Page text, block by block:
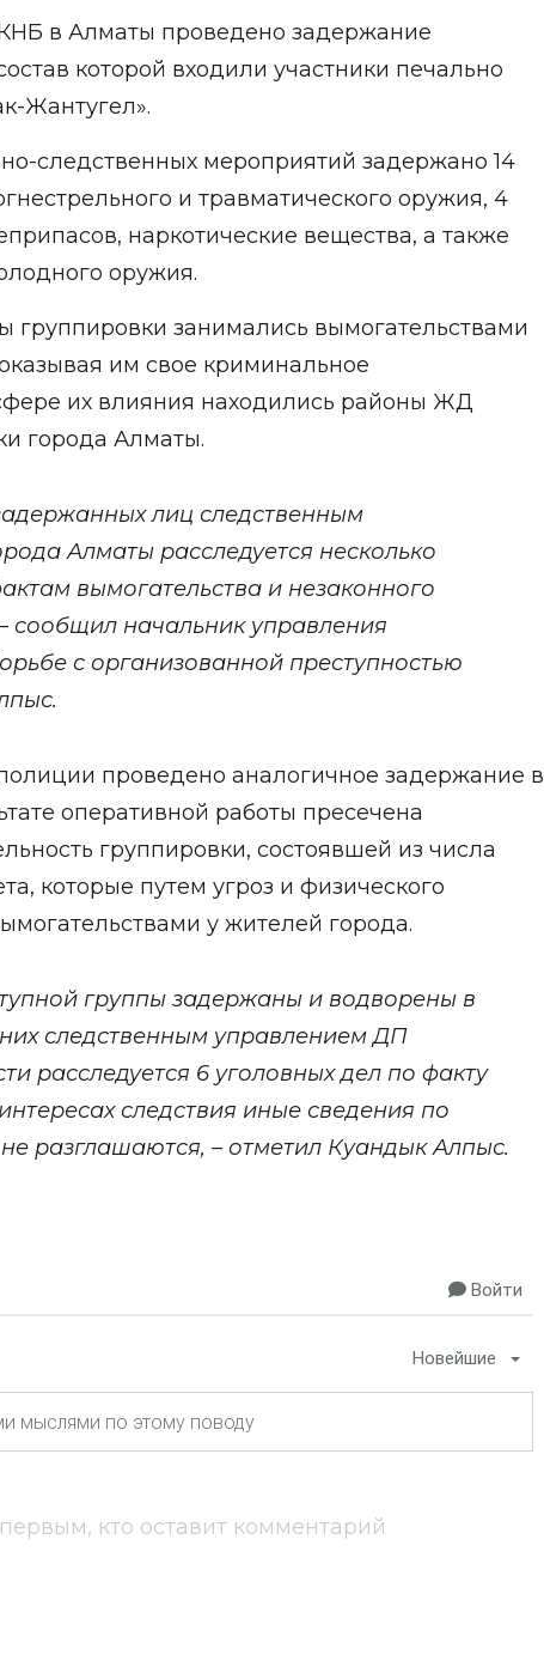
в Алматы проведено задержание
которой входили участники печально
Жантугел».
следственных мероприятий задержано 14
и травматического оружия, 4
наркотические вещества, а также
оружия.
группировки занимались вымогательствами
им свое криминальное
их влияния находились районы ЖД
города Алматы.
лиц следственным
Алматы расследуется несколько
вымогательства и незаконного
сообщил начальник управления
с организованной преступностью
проведено аналогичное задержание в
оперативной работы пресечена
группировки, состоявшей из числа
которые путем угроз и физического
у жителей города.
группы задержаны и водворены в
следственным управлением ДП
расследуется 6 уголовных дел по факту
следствия иные сведения по
разглашаются, – отметил Куандык Алпыс.
Войти
Новейшие
кто оставит комментарий